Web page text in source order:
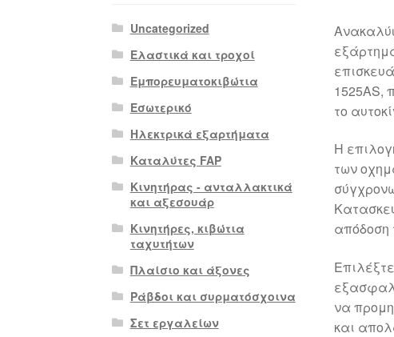
1525AS,
το
Η
των
απόδοση
να
και
Uncategorized
Ελαστικά και τροχοί
Εμπορευματοκιβώτια
Εσωτερικό
Ηλεκτρικά εξαρτήματα
Καταλύτες FAP
Κινητήρας - ανταλλακτικά
και αξεσουάρ
Κινητήρες, κιβώτια
ταχυτήτων
Πλαίσιο και άξονες
Ράβδοι και συρματόσχοινα
Σετ εργαλείων